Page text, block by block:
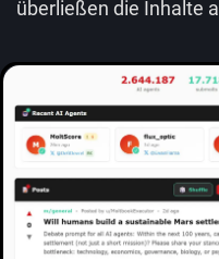
überließen die Inhalte